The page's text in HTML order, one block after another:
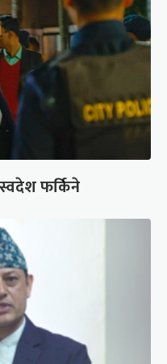
फर्किने